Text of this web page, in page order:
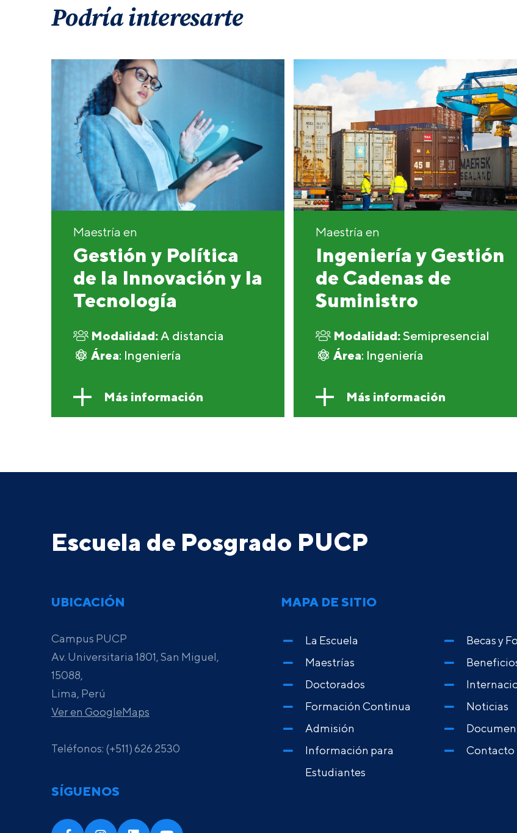
Podría interesarte
Maestría en
Gestión y Política
de la Innovación y la
Tecnología
Modalidad:A distancia
Área: Ingeniería
Más información
Maestría en
Ingeniería y Gestión
de Cadenas de
Suministro
Modalidad: Semipresencial
Área: Ingeniería
Más información
Escuela de Posgrado PUCP
UBICACIÓN
Campus PUCP
Av. Universitaria 1801, San Miguel,
15088,
Lima, Perú
Ver en GoogleMaps
Teléfonos: (+511) 626 2530
SÍGUENOS
MAPA DE SITIO
La Escuela
Maestrías
Doctorados
Formación Continua
Admisión
Información para
Estudiantes
Becas y
Noticias
Contacto